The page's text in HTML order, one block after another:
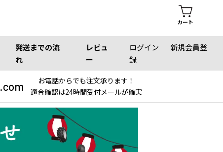
カート
発送までの流
れ
レビュ
ー
ログイン
新規会員登
録
お電話からでも注文承ります！
適合確認は24時間受付メールが確実